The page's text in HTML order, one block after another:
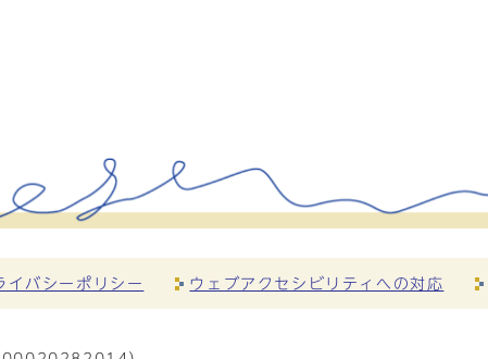
イバシーポリシー ウェブアクセシビリティへの対応